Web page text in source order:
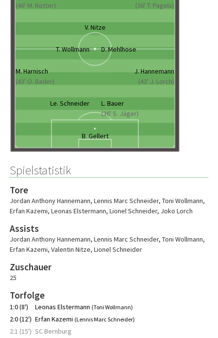
(46' M. Rotter)
(36' T. Pagels)
V. Nitze
T. Wollmann D. Mehlhose
M. Harnisch
(43' O. Bader)
J. Hannemann
(43' J. Lorch)
Le. Schneider
L. Bauer
(36' S. Jäger)
B. Gellert
Spielstatistik
Tore
Jordan Anthony Hannemann, Lennis Marc Schneider, Toni Wollmann,
Erfan Kazemi, Leonas Elstermann, Lionel Schneider, Joko Lorch
Assists
Jordan Anthony Hannemann, Lennis Marc Schneider, Toni Wollmann,
Erfan Kazemi, Valentin Nitze, Lionel Schneider
Zuschauer
25
Torfolge
1:0 (8') Leonas Elstermann (Toni Wollmann)
2:0 (12') Erfan Kazemi (Lennis Marc Schneider)
2:1 (15') SC Bernburg